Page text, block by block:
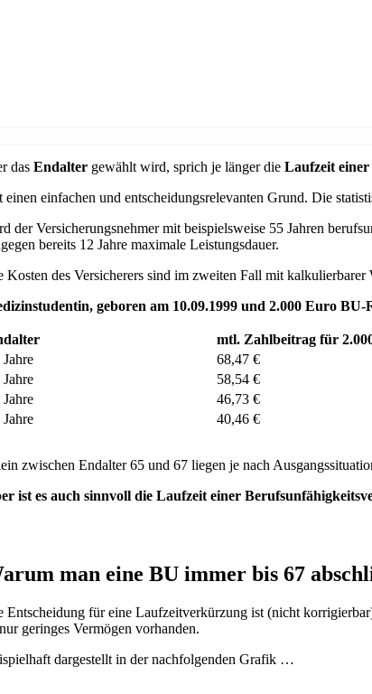
das Endaltergewählt wird, sprich je länger die Laufzeit
einen einfachen und entscheidungsrelevanten Grund. Die
der Versicherungsnehmer mit beispielsweise 55 Jahren
bereits 12 Jahre maximale Leistungsdauer.
Kosten des Versicherers sind im zweiten Fall mit
geboren am 10.09.1999 und 2.000 Euro
mtl. Zahlbeitrag für
Jahre
68,47 €
Jahre
58,54 €
Jahre
46,73 €
Jahre
40,46 €
zwischen Endalter 65 und 67 liegen je nach
ist es auch sinnvoll die Laufzeit einer
man eine BU immer bis 67
Entscheidung für eine Laufzeitverkürzung ist (nicht
geringes Vermögen vorhanden.
dargestellt in der nachfolgenden Grafik …